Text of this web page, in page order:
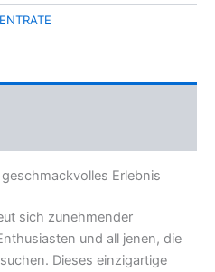
Erlebnis
sich zunehmender
und all jenen, die
Dieses einzigartige